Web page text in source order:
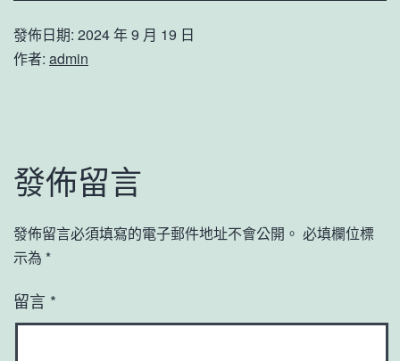
發佈日期: 2024 年 9 月 19 日
作者: admin
發佈留言
發佈留言必須填寫的電子郵件地址不會公開。 必填欄位標
示為 *
留言 *